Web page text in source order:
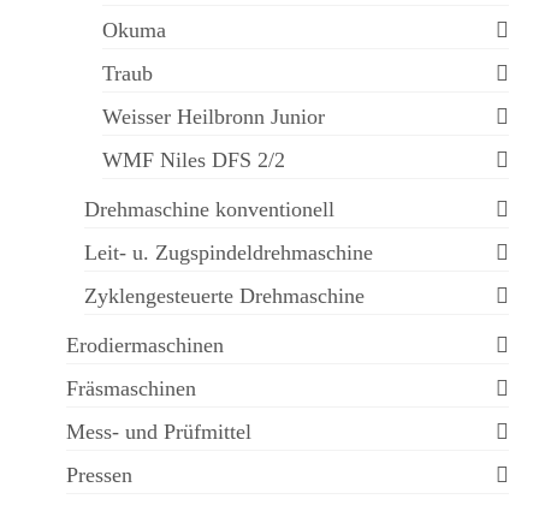
Okuma
Traub
Weisser Heilbronn Junior
WMF Niles DFS 2/2
Drehmaschine konventionell
Leit- u. Zugspindeldrehmaschine
Zyklengesteuerte Drehmaschine
Erodiermaschinen
Fräsmaschinen
Mess- und Prüfmittel
Pressen